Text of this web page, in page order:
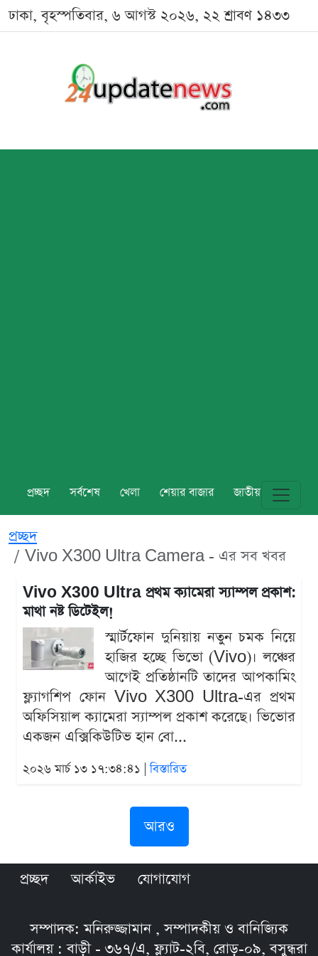
ঢাকা, বৃহস্পতিবার, ৬ আগস্ট ২০২৬, ২২ শ্রাবণ ১৪৩৩
প্রচ্ছদ সর্বশেষ খেলা শেয়ার বাজার জাতীয় বিশ্ব
প্রচ্ছদ
Vivo X300 Ultra Camera - এর সব খবর
Vivo X300 Ultra প্রথম ক্যামেরা স্যাম্পল প্রকাশ:
মাথা নষ্ট ডিটেইল!
স্মার্টফোন দুনিয়ায় নতুন চমক নিয়ে
হাজির হচ্ছে ভিভো (Vivo)। লঞ্চের
আগেই প্রতিষ্ঠানটি তাদের আপকামিং
ফ্ল্যাগশিপ ফোন Vivo X300 Ultra-এর প্রথম
অফিসিয়াল ক্যামেরা স্যাম্পল প্রকাশ করেছে। ভিভোর
একজন এক্সিকিউটিভ হান বো...
২০২৬ মার্চ ১৩ ১৭:৩৪:৪১ |বিস্তারিত
আরও
প্রচ্ছদ আর্কাইভ যোগাযোগ
সম্পাদক: মনিরুজ্জামান , সম্পাদকীয় ও বানিজ্যিক
কার্যালয় : বাড়ী - ৩৬৭/এ, ফ্ল্যাট-২বি, রোড়-০৯, বসুন্ধরা